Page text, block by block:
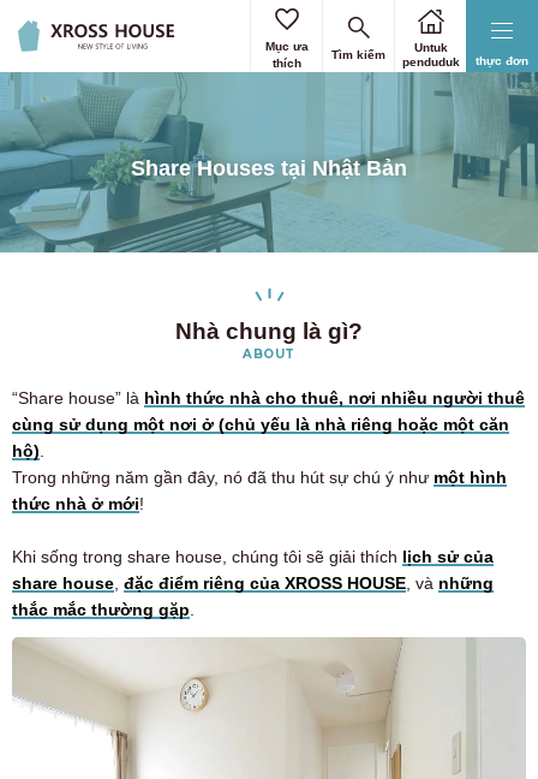
thực đơn
Mục ưa
thích
Tìm kiếm
Untuk
penduduk
Share Houses tại Nhật Bản
Nhà chung là gì?
ABOUT
“Share house” là hình thức nhà cho thuê, nơi nhiều người thuê
cùng sử dụng một nơi ở (chủ yếu là nhà riêng hoặc một căn
hộ)
Trong những năm gần đây, nó đã thu hút sự chú ý như một hình
thức nhà ở mới!
Khi sống trong share house, chúng tôi sẽ giải thích lịch sử của
share house đặc điểm riêng của XROSS HOUSE , và những
thắc mắc thường gặp